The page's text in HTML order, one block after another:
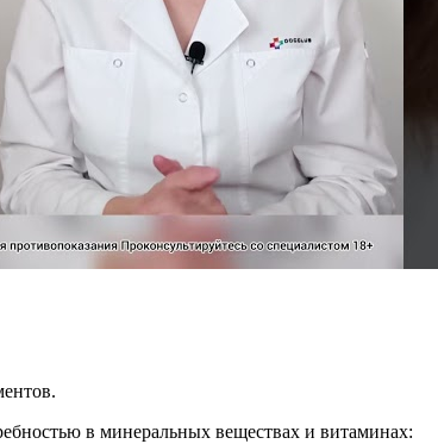
в минеральных веществах и витаминах: